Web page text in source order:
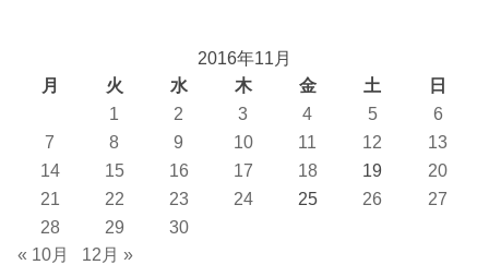
2016年11月
月
火 水 木 金 土
日
1
2 3 4 5
6
7
8 9 10 11 12
13
14
15 16 17 18 19
20
21
22 23 24 25 26
27
28
29
30
« 10月
12月 »